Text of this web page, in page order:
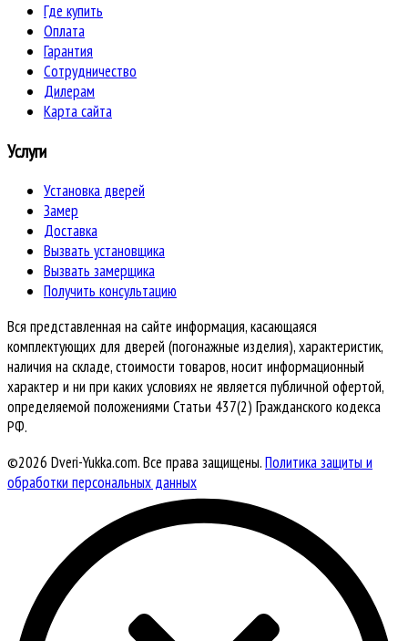
Где купить
Оплата
Гарантия
Сотрудничество
Дилерам
Карта сайта
Услуги
Установка дверей
Замер
Доставка
Вызвать установщика
Вызвать замерщика
Получить консультацию
Вся представленная на сайте информация, касающаяся
комплектующих для дверей (погонажные изделия), характеристик,
наличия на складе, стоимости товаров, носит информационный
характер и ни при каких условиях не является публичной офертой,
определяемой положениями Статьи 437(2) Гражданского кодекса
РФ.
©2026 Dveri-Yukka.com. Все права защищены.Политика защиты и
обработки персональных данных